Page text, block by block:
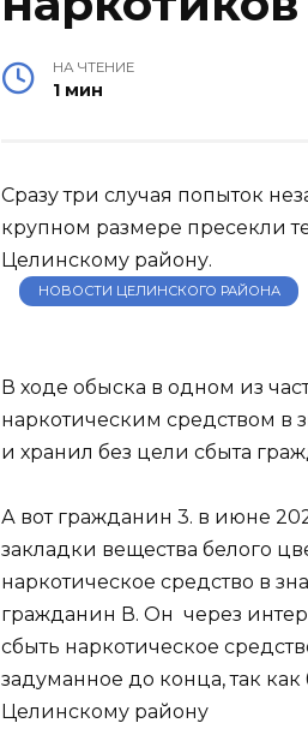
НА ЧТЕНИЕ
1 мин
Сразу три случая попыток
крупном размере пресекли
Целинскому району.
НОВОСТИ ЦЕЛИНСКОГО РАЙОНА
В ходе обыска в одном из
наркотическим средством в
и хранил без цели сбыта
А вот гражданин 3. в июне
закладки вещества белого
наркотическое средство в
гражданин В. Он через
сбыть наркотическое
задуманное до конца, так
Целинскому району